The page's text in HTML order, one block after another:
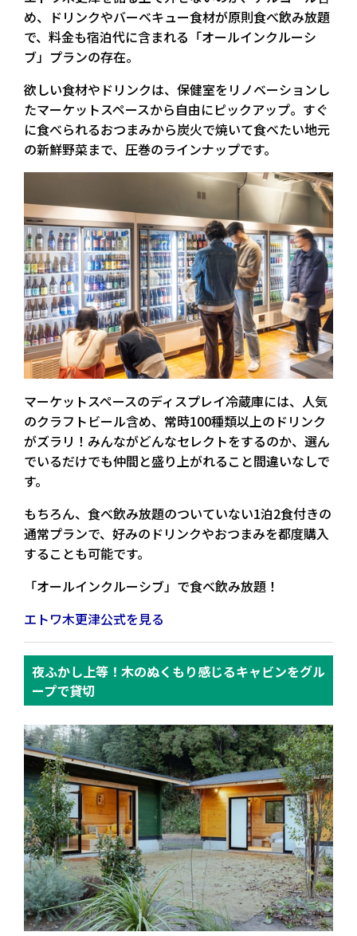
め、ドリンクやバーベキュー食材が原則食べ飲み放題
で、料金も宿泊代に含まれる「オールインクルーシ
ブ」プランの存在。
欲しい食材やドリンクは、保健室をリノベーションし
たマーケットスペースから自由にピックアップ。すぐ
に食べられるおつまみから炭火で焼いて食べたい地元
の新鮮野菜まで、圧巻のラインナップです。
マーケットスペースのディスプレイ冷蔵庫には、人気
のクラフトビール含め、常時100種類以上のドリンク
がズラリ！ みんながどんなセレクトをするのか、選ん
でいるだけでも仲間と盛り上がれること間違いなしで
す。
もちろん、食べ飲み放題のついていない1泊2食付きの
通常プランで、好みのドリンクやおつまみを都度購入
することも可能です。
「オールインクルーシブ」で食べ飲み放題！
エトワ木更津公式を見る
夜ふかし上等！木のぬくもり感じるキャビンをグル
ープで貸切